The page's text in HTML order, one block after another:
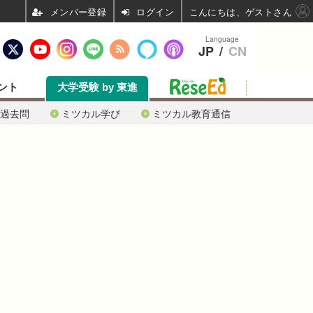
去問 ミツカル学び ミツカル教育通信
ト 大学受験 by 東進
Language
JP / CN
ログイン こんにちは、ゲストさん